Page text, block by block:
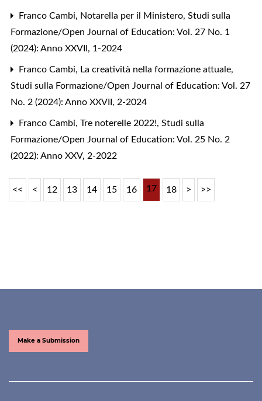
Franco Cambi, Notarella per il Ministero, Studi sulla
Formazione/Open Journal of Education: Vol. 27 No. 1
(2024): Anno XXVII, 1-2024
Franco Cambi, La creatività nella formazione attuale,
Studi sulla Formazione/Open Journal of Education: Vol. 27
No. 2 (2024): Anno XXVII, 2-2024
Franco Cambi, Tre noterelle 2022!, Studi sulla
Formazione/Open Journal of Education: Vol. 25 No. 2
(2022): Anno XXV, 2-2022
<< < 12 13 14 15 16 17 18 > >>
Make a Submission